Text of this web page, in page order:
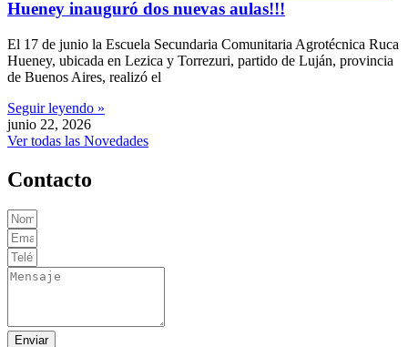
Hueney inauguró dos nuevas aulas!!!
El 17 de junio la Escuela Secundaria Comunitaria Agrotécnica Ruca
Hueney, ubicada en Lezica y Torrezuri, partido de Luján, provincia
de Buenos Aires, realizó el
Seguir leyendo »
junio 22, 2026
Ver todas las Novedades
Contacto
Enviar